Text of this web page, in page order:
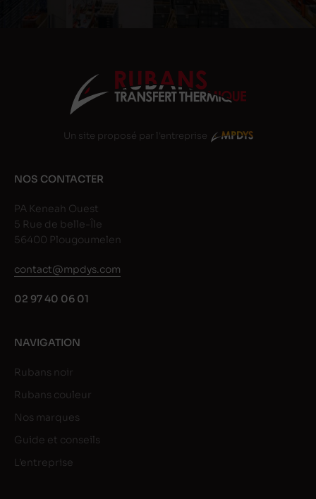
Un site proposé par l'entreprise
NOS CONTACTER
PA Keneah Ouest
5 Rue de belle-Île
56400 Plougoumelen
contact@mpdys.com
02 97 40 06 01
NAVIGATION
Rubans noir
Rubans couleur
Nos marques
Guide et conseils
L’entreprise